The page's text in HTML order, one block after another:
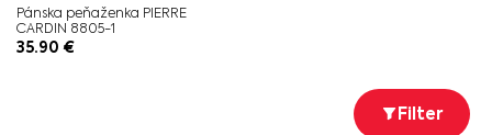
Pánska peňaženka PIERRE
CARDIN 8805-1
35.90 €
Filter